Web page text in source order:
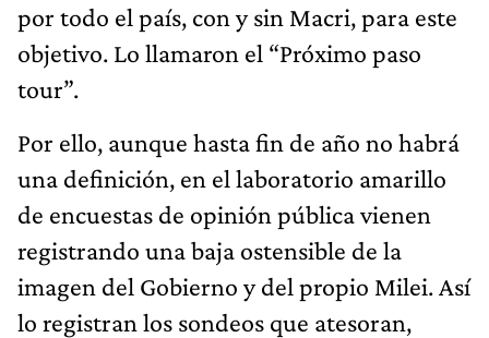
por todo el país, con y sin Macri, para este
objetivo. Lo llamaron el “Próximo paso
tour”.
Por ello, aunque hasta fin de año no habrá
una definición, en el laboratorio amarillo
de encuestas de opinión pública vienen
registrando una baja ostensible de la
imagen del Gobierno y del propio Milei. Así
lo registran los sondeos que atesoran,